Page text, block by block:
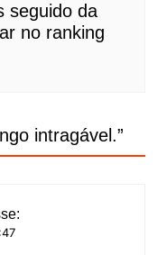
seguido da
no ranking
intragável.”